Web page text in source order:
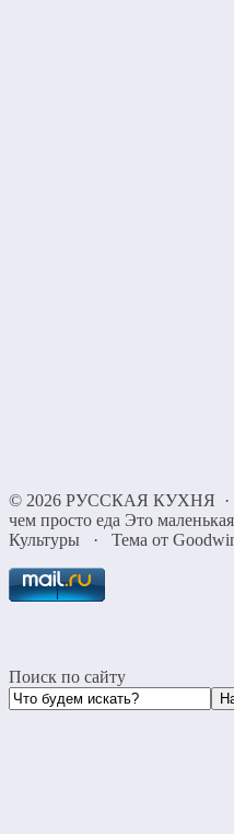
© 2026 РУССКАЯ КУХНЯ ·
чем просто еда Это
Культуры
· Тема от
Поиск по сайту